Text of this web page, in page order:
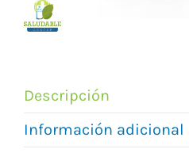
Descripción
Información adicional